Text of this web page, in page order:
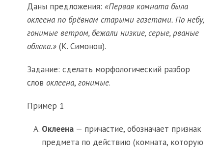
Даны предложения: «Первая комната была
оклеена по брёвнам старыми газетами. По небу,
гонимые ветром, бежали низкие, серые, рваные
облака.» (К. Симонов).
Задание: сделать морфологический разбор
слов оклеена, гонимые.
Пример 1
Оклеена — причастие, обозначает признак
предмета по действию (комната, которую